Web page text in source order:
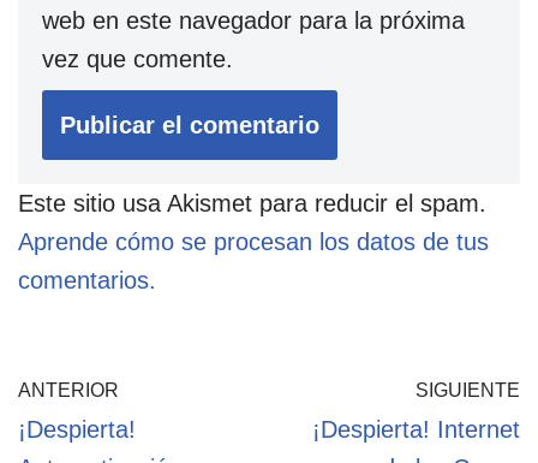
web en este navegador para la próxima
vez que comente.
Este sitio usa Akismet para reducir el spam.
Aprende cómo se procesan los datos de tus
comentarios.
ANTERIOR
¡Despierta!
SIGUIENTE
¡Despierta! Internet